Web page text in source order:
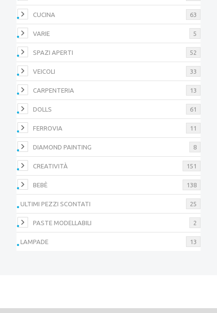
CUCINA 63
VARIE 5
SPAZI APERTI 52
VEICOLI 33
CARPENTERIA 13
DOLLS 61
FERROVIA 11
DIAMOND PAINTING 8
CREATIVITÀ 151
BEBÈ 138
ULTIMI PEZZI SCONTATI 25
PASTE MODELLABILI 2
LAMPADE 13